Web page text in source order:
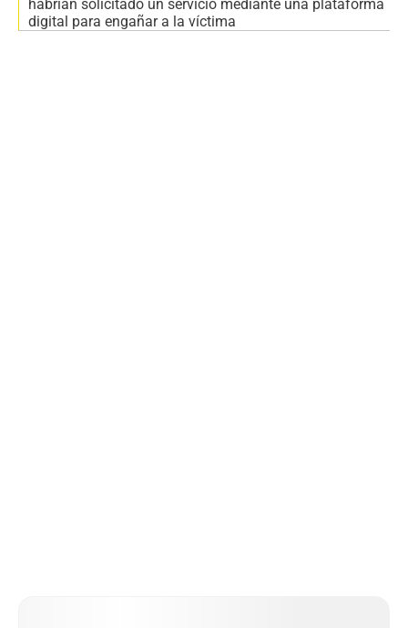
habrían solicitado un servicio mediante una plataforma
digital para engañar a la víctima